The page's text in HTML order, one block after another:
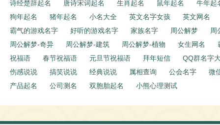
诗经楚辞起名
唐诗宋词起名 生肖起名 鼠年起名
牛年起
狗年起名
猪年起名 小名大全 英文名字女孩
英文网名
霸气的游戏名字
好听的游戏名字 家族名字 周公解梦
周
周公解梦-奇异
周公解梦-建筑 周公解梦-植物 女生网名
祝福语
春节祝福语 元旦节祝福语 拜年短信
QQ群名字
伤感说说
搞笑说说 经典说说 属相查询 公会名字
微
产品起名
公司测名 双胞胎起名 小熊心理测试